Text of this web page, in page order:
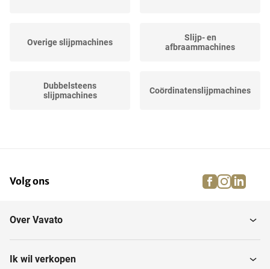
Overige slijpmachines
Slijp- en
afbraammachines
Dubbelsteens
slijpmachines
Coördinatenslijpmachines
Walsenslijpmachines Centerloze slijpmachines
Volg ons facebook
Over Vavato
Ik wil verkopen